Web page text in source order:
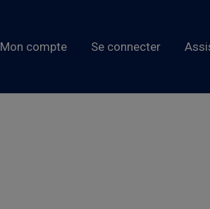
Mon compte Se connecter